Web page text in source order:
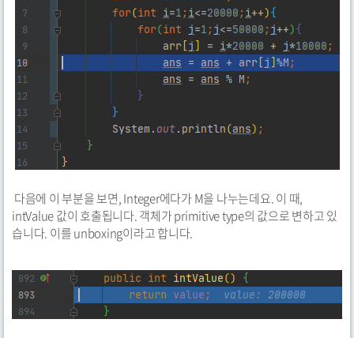
다음에 이 부분을 보면, Integer에다가 M을 나누는데요. 이 때,
intValue 값이 호출됩니다. 객체가 primitive type의 값으로 변하고 있
습니다. 이를 unboxing이라고 합니다.